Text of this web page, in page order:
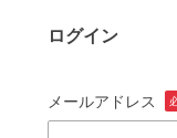
ログイン
メールアドレス